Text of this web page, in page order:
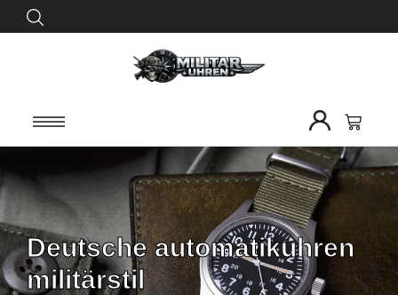
Deutsche automatikuhren
militärstil